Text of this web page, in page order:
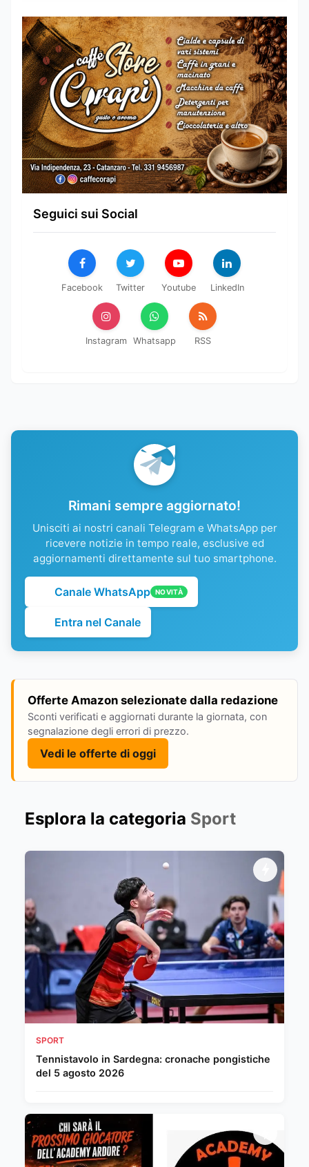
Seguici sui Social
Facebook Twitter Youtube LinkedIn
Instagram Whatsapp RSS
Rimani sempre aggiornato!
Unisciti ai nostri canali Telegram e WhatsApp per
ricevere notizie in tempo reale, esclusive ed
aggiornamenti direttamente sul tuo smartphone.
Canale WhatsApp NOVITÀ
Entra nel Canale
Offerte Amazon selezionate dalla redazione
Sconti verificati e aggiornati durante la giornata, con
segnalazione degli errori di prezzo.
Vedi le offerte di oggi
Esplora la categoria Sport
SPORT
Tennistavolo in Sardegna: cronache pongistiche
del 5 agosto 2026